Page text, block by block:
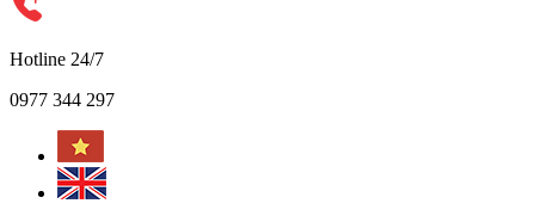
Hotline 24/7
0977 344 297